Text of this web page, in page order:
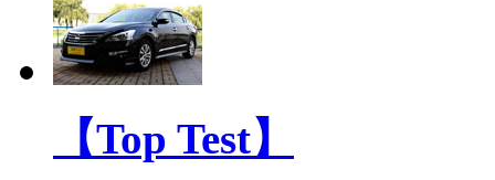
【Top Test】